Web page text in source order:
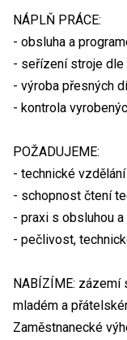
NÁPLŇ PRÁCE:
- obsluha a
- seřízení stroje
- výroba přesných
- kontrola
POŽADUJEME:
- technické
- schopnost čtení
- praxi s obsluhou
- pečlivost,
NABÍZÍME:
mladém a
Zaměstnanecké